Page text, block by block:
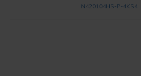
N420104HS-P-4KS4